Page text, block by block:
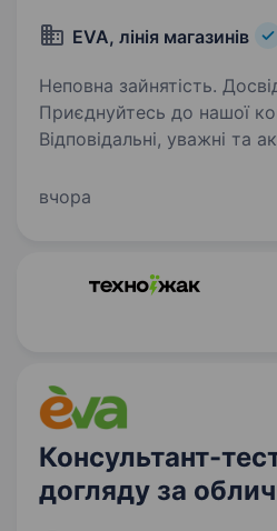
EVA, лінія магазинів
Неповна зайнятість.
Приєднуйтесь до нашої
Відповідальні, уважні та
зарплата Робота поруч з місцем проживання
вчора
Консультант-
догляду за